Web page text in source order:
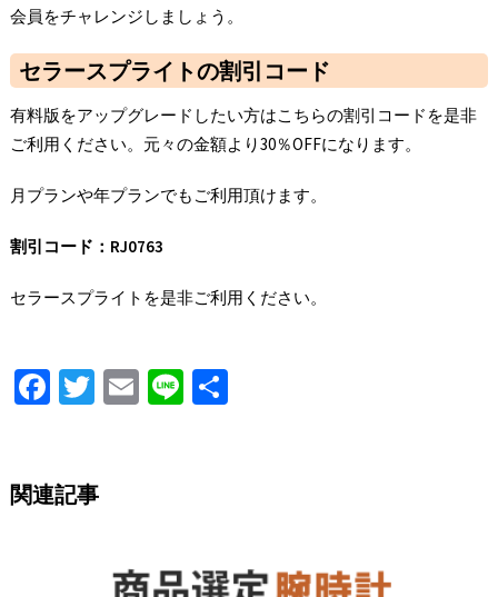
会員をチャレンジしましょう。
セラースプライトの割引コード
有料版をアップグレードしたい方はこちらの割引コードを是非
ご利用ください。元々の金額より30％OFFになります。
月プランや年プランでもご利用頂けます。
割引コード：RJ0763
セラースプライトを是非ご利用ください。
Fa
o
T
er
E Li S
関連記事